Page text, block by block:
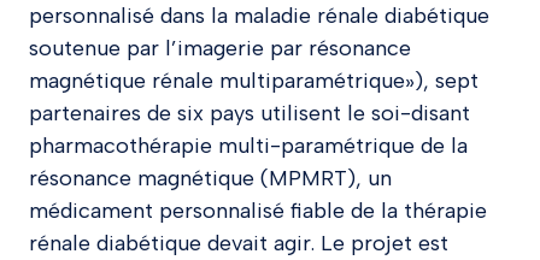
personnalisé dans la maladie rénale diabétique
soutenue par l’imagerie par résonance
magnétique rénale multiparamétrique»), sept
partenaires de six pays utilisent le soi-disant
pharmacothérapie multi-paramétrique de la
résonance magnétique (MPMRT), un
médicament personnalisé fiable de la thérapie
rénale diabétique devait agir. Le projet est